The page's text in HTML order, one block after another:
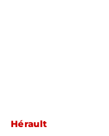
Hérault